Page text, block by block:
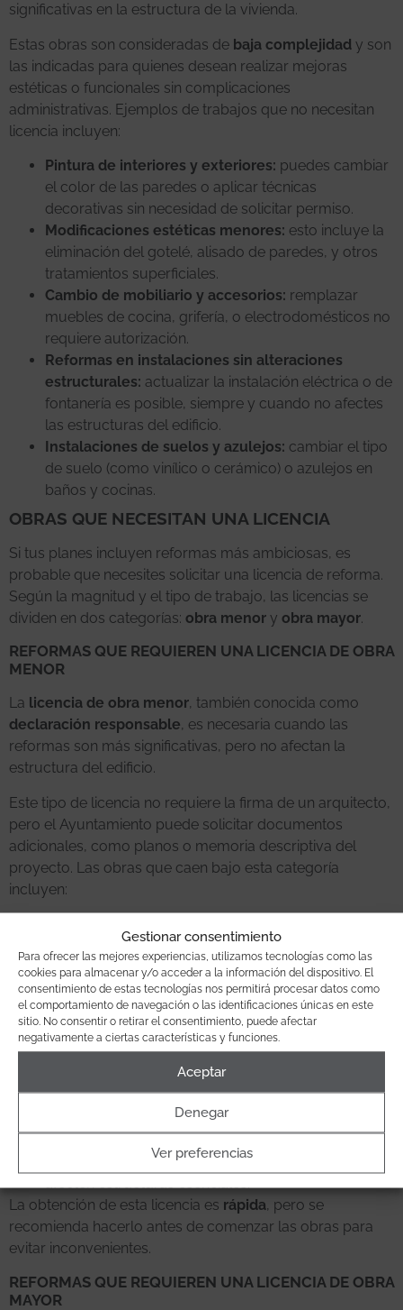
Gestionar consentimiento
Para ofrecer las mejores experiencias, utilizamos tecnologías como las
cookies para almacenar y/o acceder a la información del dispositivo. El
consentimiento de estas tecnologías nos permitirá procesar datos como
el comportamiento de navegación o las identificaciones únicas en este
sitio. No consentir o retirar el consentimiento, puede afectar
negativamente a ciertas características y funciones.
Aceptar
Denegar
Ver preferencias
significativas en la estructura de la vivienda.
Estas obras son consideradas de baja complejidad y son
las indicadas para quienes desean realizar mejoras
estéticas o funcionales sin complicaciones
administrativas. Ejemplos de trabajos que no necesitan
licencia incluyen:
Pintura de interiores y exteriores: puedes cambiar
el color de las paredes o aplicar técnicas
decorativas sin necesidad de solicitar permiso.
Modificaciones estéticas menores: esto incluye la
eliminación del gotelé, alisado de paredes, y otros
tratamientos superficiales.
Cambio de mobiliario y accesorios: remplazar
muebles de cocina, grifería, o electrodomésticos no
requiere autorización.
Reformas en instalaciones sin alteraciones
estructurales: actualizar la instalación eléctrica o de
fontanería es posible, siempre y cuando no afectes
las estructuras del edificio.
Instalaciones de suelos y azulejos: cambiar el tipo
de suelo (como vinílico o cerámico) o azulejos en
baños y cocinas.
OBRAS QUE NECESITAN UNA LICENCIA
Si tus planes incluyen reformas más ambiciosas, es
probable que necesites solicitar una licencia de reforma.
Según la magnitud y el tipo de trabajo, las licencias se
dividen en dos categorías: obra menor y obra mayor.
REFORMAS QUE REQUIEREN UNA LICENCIA DE OBRA
MENOR
La licencia de obra menor, también conocida como
declaración responsable, es necesaria cuando las
reformas son más significativas, pero no afectan la
estructura del edificio.
Este tipo de licencia no requiere la firma de un arquitecto,
pero el Ayuntamiento puede solicitar documentos
adicionales, como planos o memoria descriptiva del
proyecto. Las obras que caen bajo esta categoría
incluyen:
fundamental asegurarse de que cumplan con las
normativas de aislamiento y estética del edificio.
Remodelaciones interiores:como levantar suelos,
dividir habitaciones mediante tabiques no
estructurales, o redistribuir espacios.
Sustitución de instalaciones:esto incluye la
renovación total de la cocina o baño, así como la
instalación de sistemas de calefacción o aire
tuberías, desagües, y grifería, siempre que no
afecten estructuras esenciales.
La obtención de esta licencia es rápida, pero se
recomienda hacerlo antes de comenzar las obras para
evitar inconvenientes.
REFORMAS QUE REQUIEREN UNA LICENCIA DE OBRA
MAYOR